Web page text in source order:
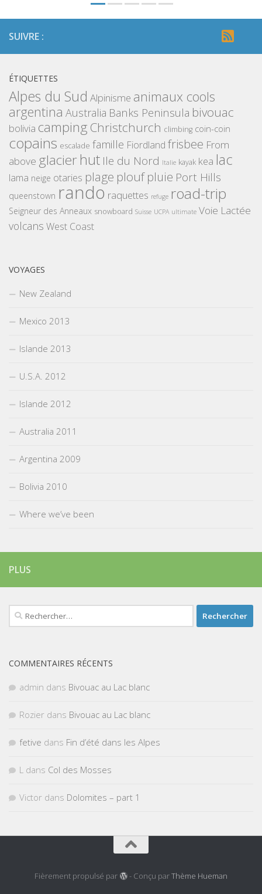
SUIVRE :
ÉTIQUETTES
Alpes du Sud Alpinisme animaux cools
argentina Australia Banks Peninsula bivouac
bolivia camping Christchurch climbing coin-coin
copains escalade famille Fiordland frisbee From
above glacierhut Ile du Nord Italie kayak kea lac
lama neige otaries plage plouf pluie Port Hills
queenstown rando raquettes refuge road-trip
Seigneur des Anneaux snowboard Suisse UCPA ultimate Voie Lactée
volcans West Coast
VOYAGES
New Zealand
Mexico 2013
Islande 2013
U.S.A. 2012
Islande 2012
Australia 2011
Argentina 2009
Bolivia 2010
Where we’ve been
PLUS
Rechercher :
COMMENTAIRES RÉCENTS
admin dans Bivouac au Lac blanc
Rozier dans Bivouac au Lac blanc
fetive dans Fin d’été dans les Alpes
L dans Col des Mosses
Victor dans Dolomites – part 1
Fièrement propulsé par - Conçu parThème Hueman